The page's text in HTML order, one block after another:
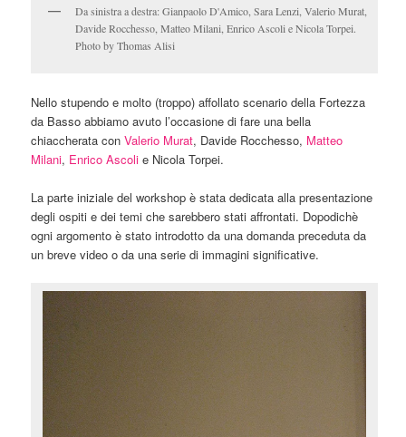
Da sinistra a destra: Gianpaolo D'Amico, Sara Lenzi, Valerio Murat,
Davide Rocchesso, Matteo Milani, Enrico Ascoli e Nicola Torpei.
Photo by Thomas Alisi
Nello stupendo e molto (troppo) affollato scenario della Fortezza
da Basso abbiamo avuto l’occasione di fare una bella
chiaccherata conValerio Murat, Davide Rocchesso, Matteo
Milani, Enrico Ascoli e Nicola Torpei.
La parte iniziale del workshop è stata dedicata alla presentazione
degli ospiti e dei temi che sarebbero stati affrontati. Dopodichè
ogni argomento è stato introdotto da una domanda preceduta da
un breve video o da una serie di immagini significative.